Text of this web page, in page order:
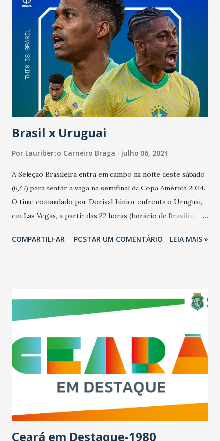
Brasil x Uruguai
Por Lauriberto Carneiro Braga julho 06, 2024
A Seleção Brasileira entra em campo na noite deste sábado
(6/7) para tentar a vaga na semifinal da Copa América 2024.
O time comandado por Dorival Júnior enfrenta o Uruguai,
em Las Vegas, a partir das 22 horas (horário de Brasília). O
decisivo. Caso a partida termine empatada no tempo
substituir Vinicius Junior. O jogador vai cumprir suspensão
automática por ter recebido o segundo cartão amarelo na
em Santa Clara, na Califórnia. "Perdemos um jogador
importante, mas ganhamos um jogador que vem
despontando, buscando uma oportunidade. Quem sabe seja
aí o momento do Endrick", afirmou Dorival Júnior ao
anunciar a escalação de Endrick, que fará a sua primeira
partida como titular da Seleção. O atacante de 17 anos t...
COMPARTILHAR POSTAR UM COMENTÁRIO LEIA MAIS »
Ceará em Destaque-1980